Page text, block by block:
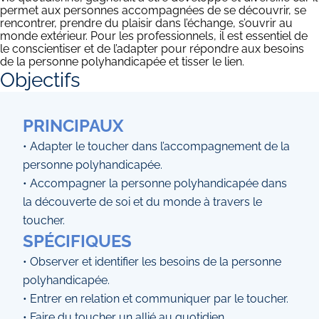
permet aux personnes accompagnées de se découvrir, se
rencontrer, prendre du plaisir dans l’échange, s’ouvrir au
monde extérieur. Pour les professionnels, il est essentiel de
le conscientiser et de l’adapter pour répondre aux besoins
de la personne polyhandicapée et tisser le lien.
Objectifs
PRINCIPAUX
• Adapter le toucher dans l’accompagnement de la
personne polyhandicapée.
• Accompagner la personne polyhandicapée dans
la découverte de soi et du monde à travers le
toucher.
SPÉCIFIQUES
• Observer et identifier les besoins de la personne
polyhandicapée.
• Entrer en relation et communiquer par le toucher.